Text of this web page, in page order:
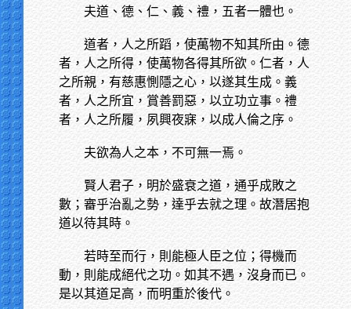
夫道、德、仁、義、禮，五者一體也。
道者，人之所蹈，使萬物不知其所由。德
者，人之所得，使萬物各得其所欲。仁者，人
之所親，有慈惠惻隱之心，以遂其生成。義
者，人之所宜，賞善罰惡，以立功立事。禮
者，人之所履，夙興夜寐，以成人倫之序。
夫欲為人之本，不可無一焉。
賢人君子，明於盛衰之道，通乎成敗之
數；審乎治亂之勢，達乎去就之理。故潛居抱
道以待其時。
若時至而行，則能極人臣之位；得機而
動，則能成絕代之功。如其不遇，沒身而已。
是以其道足高，而明重於後代。